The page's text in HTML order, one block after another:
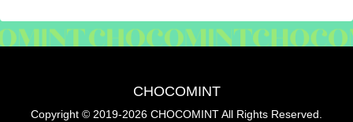
CHOCOMINT
Copyright © 2019-2026 CHOCOMINT All Rights Reserved.